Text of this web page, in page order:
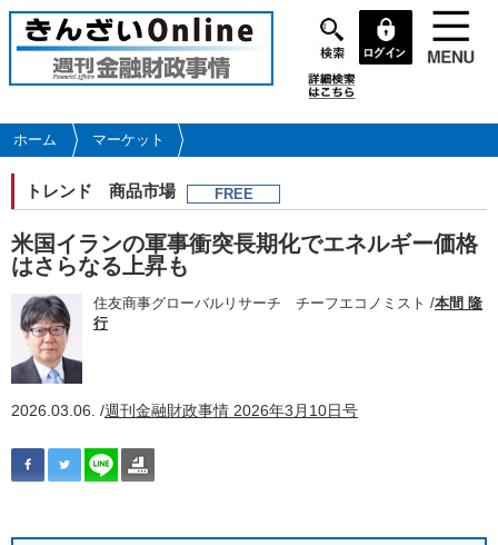
メ
イ
コ
ン
ツ
に
移
動
ホーム マーケット
トレンド 商品市場 FREE
米国イランの軍事衝突長期化でエネルギー価格
はさらなる上昇も
住友商事グローバルリサーチ チーフエコノミスト /本間 隆
行
2026.03.06. /週刊金融財政事情 2026年3月10日号